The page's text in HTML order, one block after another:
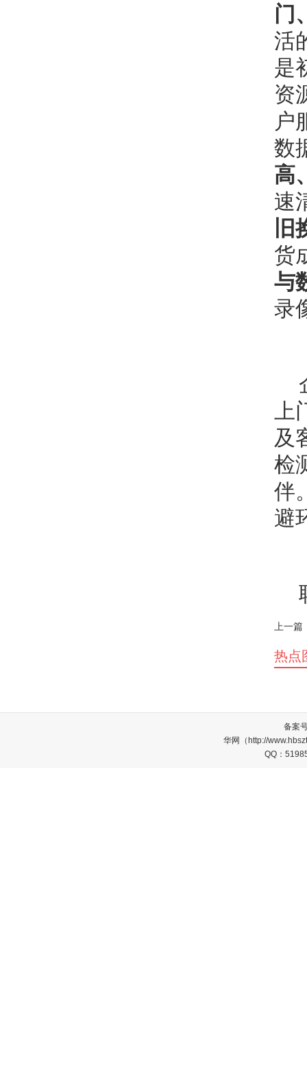
门
活
是
资
户
数
高
速
货
与
录
上
及
检
伴
避
上一篇
热点
备案
华网（http://
QQ：